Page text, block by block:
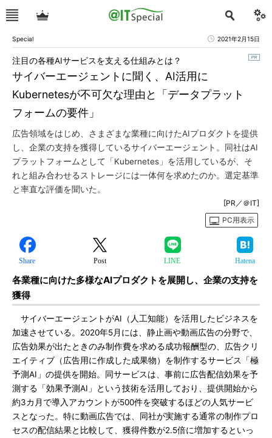
Special 2021年2月15日
サイバーエージェントに聞く、AI活用に
Kubernetesが不可欠な理由と「データプラット
フォームの要件」
注目の各種AIサービスを支える仕組みとは？
広告領域をはじめ、さまざまな業種に向けたAIプロダクトを提供
し、企業の支持を獲得しているサイバーエージェント。同社はAI
プラットフォームとして「Kubernetes」を活用しているが、そ
れと組み合わせるストレージには一体何を求めたのか。選定基準
と率直な評価を聞いた。
[PR／＠IT]
PC用表示
Share Post LINE Hatena
各業種に向けた多様なAIプロダクトを展開し、企業の支持を
獲得
サイバーエージェントがAI（人工知能）を活用したビジネスを
加速させている。2020年5月には、静止画や動画広告の分野で、
広告効果が出たときのみ制作費を求める成功報酬型の、広告クリ
エイティブ（広告用に作成した成果物）を制作するサービス「極
予測AI」の提供を開始。同サービスは、事前に広告配信効果を予
測する「効果予測AI」という技術を活用しており、提供開始から
約3カ月で導入アカウントが500件を突破するほどの人気サービ
スとなった。特に動画広告では、同社が実施する通常の制作プロ
セスの配信結果と比較して、獲得件数が2.5倍に増加するといっ